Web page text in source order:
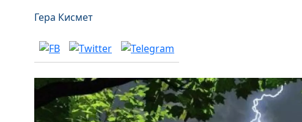
Гера Кисмет